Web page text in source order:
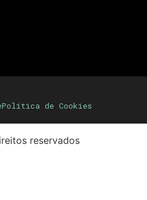
Política de Cookies
reservados